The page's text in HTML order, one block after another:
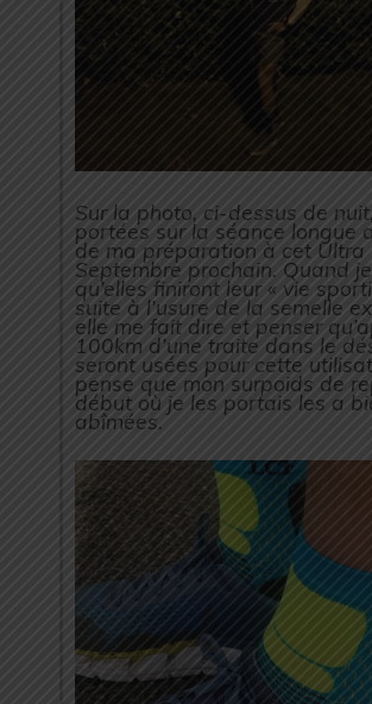
Sur la photo, ci-dessus de
portées sur la séance longue
de ma préparation à cet Ultra
Septembre prochain. Quand
qu’elles finiront leur « vie
suite à l’usure de la semelle
elle me fait dire et penser
100km d’une traite dans le
seront usées pour cette
pense que mon surpoids de
début où je les portais les a
abîmées.